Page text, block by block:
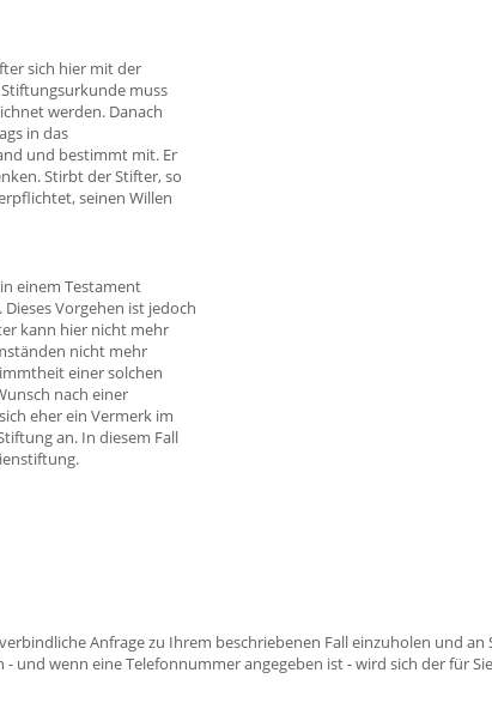
sich hier mit der
muss
werden. Danach
in das
und bestimmt mit. Er
Stirbt der Stifter, so
seinen Willen
einem Testament
Vorgehen ist jedoch
kann hier nicht mehr
nicht mehr
einer solchen
nach einer
eher ein Vermerk im
an. In diesem Fall
Anfrage zu Ihrem beschriebenen Fall einzuholen und an
wenn eine Telefonnummer angegeben ist - wird sich der für Sie